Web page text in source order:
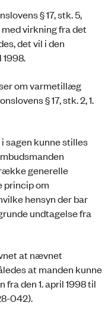
§ 17, stk. 5,
virkning fra det
det vil i den
1998.
om varmetillæg
§ 17, stk. 2, 1.
sagen kunne stilles
generelle
princip om
hensyn der bar
undtagelse fra
at nævnet
at manden kunne
den 1. april 1998 til
042).